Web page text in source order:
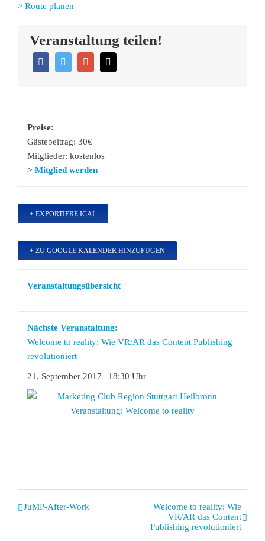
> Route planen
Veranstaltung teilen!
Preise:
Gästebeitrag: 30€
Mitglieder: kostenlos
> Mitglied werden
+ EXPORTIERE ICAL
+ ZU GOOGLE KALENDER HINZUFÜGEN
Veranstaltungsübersicht
Nächste Veranstaltung:
Welcome to reality: Wie VR/AR das Content Publishing
revolutioniert
21. September 2017 | 18:30 Uhr
Veranstaltung
JuMP-After-Work
Welcome to reality: Wie
VR/AR das Content
Publishing revolutioniert